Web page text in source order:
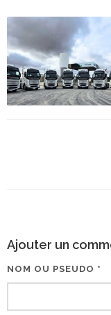
Ajouter un
NOM OU PSEUDO *